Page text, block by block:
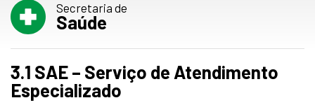
Secretaria de
Saúde
3.1 SAE – Serviço de Atendimento
Especializado